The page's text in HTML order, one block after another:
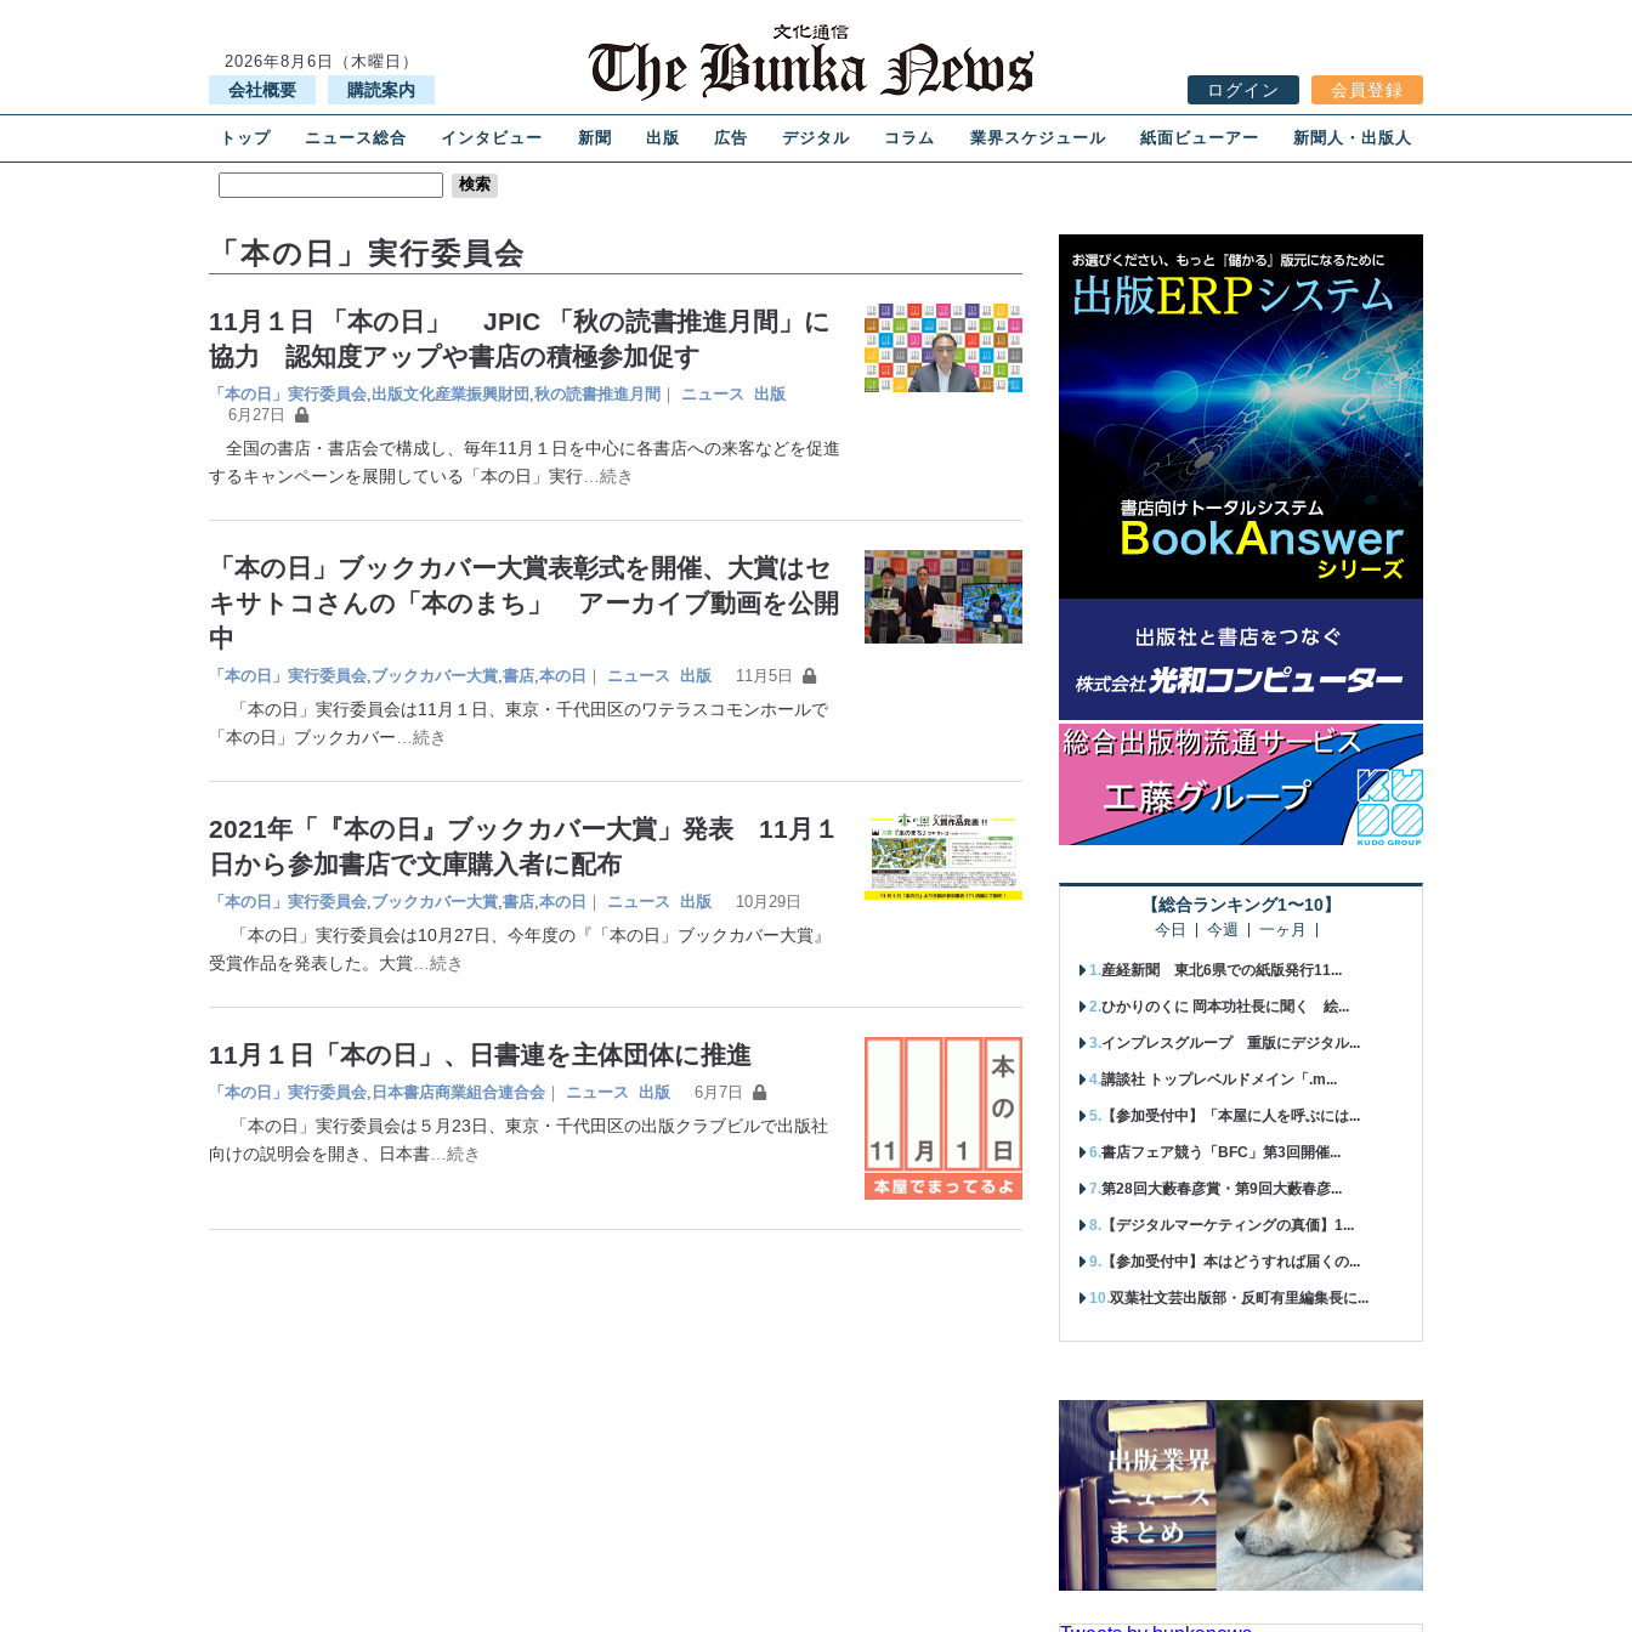
2026年8月6日（木曜日）
会社概要 購読案内 ログイン 会員登録
トップ ニュース総合 インタビュー 新聞 出版 広告 デジタル コラム 業界スケジュール 紙面ビューアー 新聞人・出版人
「本の日」実行委員会
11月１日 「本の日」 JPIC 「秋の読書推進月間」に
協力 認知度アップや書店の積極参加促す
「本の日」実行委員会,出版文化産業振興財団 ,秋の読書推進月間 ｜ ニュース
出版
6月27日
全国の書店・書店会で構成し、毎年11月１日を中心に各書店への来客などを促進
するキャンペーンを展開している「本の日」実行 …続き
「本の日」ブックカバー大賞表彰式を開催、大賞はセ
キサトコさんの「本のまち」 アーカイブ動画を公開
中
「本の日」実行委員会,ブックカバー大賞,書店,本の日 ｜ ニュース 出版 11月5日
「本の日」実行委員会は11月１日、東京・千代田区のワテラスコモンホールで
「本の日」ブックカバー …続き
2021年「『本の日』ブックカバー大賞」発表 11月１
日から参加書店で文庫購入者に配布
「本の日」実行委員会,ブックカバー大賞,書店,本の日 ｜ ニュース 出版 10月29日
「本の日」実行委員会は10月27日、今年度の『「本の日」ブックカバー大賞』
受賞作品を発表した。大賞 …続き
11月１日「本の日」、日書連を主体団体に推進
「本の日」実行委員会, 日本書店商業組合連合会 ｜ ニュース 出版 6月7日
「本の日」実行委員会は５月23日、東京・千代田区の出版クラブビルで出版社
向けの説明会を開き、日本書 …続き
【総合ランキング1〜10】
今日 今週 一ヶ月
産経新聞 東北6県での紙版発行11...
ひかりのくに 岡本功社長に聞く 絵...
インプレスグループ 重版にデジタル...
講談社 トップレベルドメイン「.m...
【参加受付中】「本屋に人を呼ぶには...
書店フェア競う「BFC」第3回開催...
第28回大藪春彦賞・第9回大藪春彦...
【デジタルマーケティングの真価】1...
【参加受付中】本はどうすれば届くの...
双葉社文芸出版部・反町有里編集長に...